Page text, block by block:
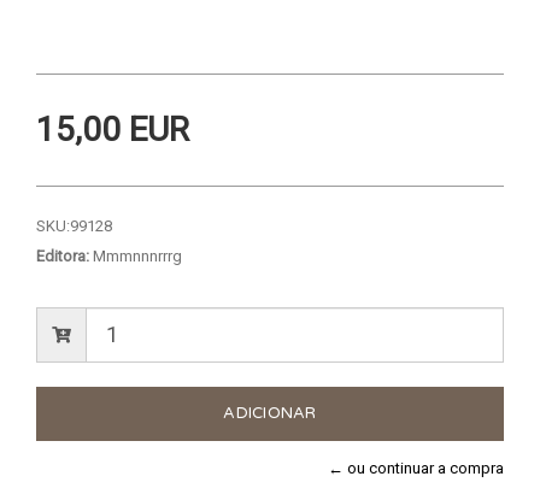
15,00 EUR
SKU:99128
Editora: Mmmnnnrrrg
← ou continuar a compra